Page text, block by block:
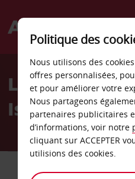
Welcome
AvisLocation de
Isenburg
Politique des
Nous utilisons des
offres personnalisées,
et pour améliorer votre
Nous partageons
partenaires publicitaires
d’informations, voir notre
cliquant sur ACCEPTER
utilisions des cookies.